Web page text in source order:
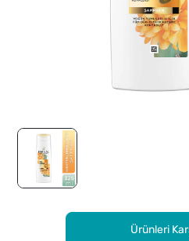
Ürünleri